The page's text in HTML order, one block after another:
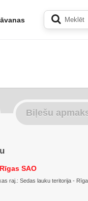
Biļešu
SAO
raj.: Sedas lauku teritorija -